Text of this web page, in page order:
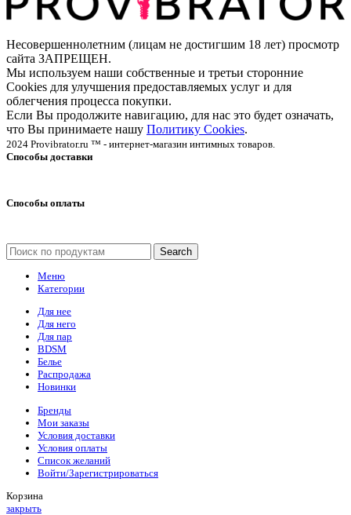
Несовершеннолетним (лицам не достигшим 18 лет) просмотр
сайта ЗАПРЕЩЕН.
Мы используем наши собственные и третьи сторонние
Cookies для улучшения предоставляемых услуг и для
облегчения процесса покупки.
Если Вы продолжите навигацию, для нас это будет означать,
что Вы принимаете нашу Политику Cookies.
2024 Provibrator.ru ™ - интернет-магазин интимных товаров.
Способы доставки
Способы оплаты
Search
Меню
Категории
Для нее
Для него
Для пар
BDSM
Белье
Распродажа
Новинки
Бренды
Мои заказы
Условия доставки
Условия оплаты
Список желаний
Войти/Зарегистрироваться
Корзина
закрыть